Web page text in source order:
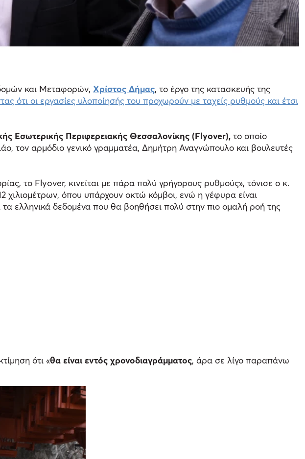
και Μεταφορών, Χρίστος Δήμας, το έργο της κατασκευής της
ότι οι εργασίες υλοποίησής του προχωρούν με ταχείς ρυθμούς και έτσι
Εσωτερικής Περιφερειακής Θεσσαλονίκης (Flyover), το οποίο
τον αρμόδιο γενικό γραμματέα, Δημήτρη Αναγνώπουλο και βουλευτές
το Flyover, κινείται με πάρα πολύ γρήγορους ρυθμούς», τόνισε ο κ.
χιλιομέτρων, όπου υπάρχουν οκτώ κόμβοι, ενώ η γέφυρα είναι
τα ελληνικά δεδομένα που θα βοηθήσει πολύ στην πιο ομαλή ροή της
ότι «θα είναι εντός χρονοδιαγράμματος, άρα σε λίγο παραπάνω